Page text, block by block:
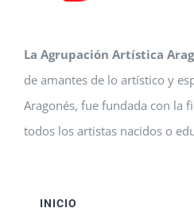
La Agrupación Artística
de amantes de lo artístico y
Aragonés, fue fundada con la
todos los artistas nacidos o
INICIO